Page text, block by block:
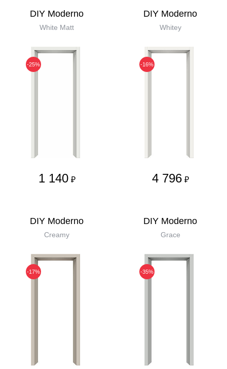
DIY Moderno
White Matt
-25%
1 140 ₽
DIY Moderno
Whitey
-16%
4 796 ₽
DIY Moderno
Creamy
-17%
DIY Moderno
Grace
-35%